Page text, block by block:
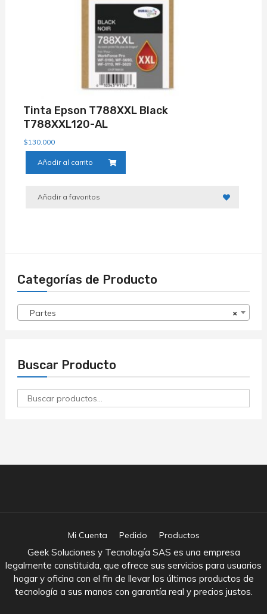
Tinta Epson T788XXL Black
T788XXL120-AL
$130.000
Añadir al carrito
Añadir a favoritos
Categorías de Producto
×
Partes
Buscar Producto
Buscar
por:
Mi Cuenta Pedido Productos
Geek Soluciones y Tecnología SAS es una empresa
legalmente constituida, que ofrece sus servicios para usuarios
hogar y oficina con el fin de llevar los últimos productos de
tecnología a sus manos con garantía real y precios justos.